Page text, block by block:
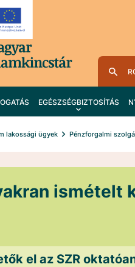
EGÉSZSÉGBIZTOSÍTÁS
lakossági ügyek Pénzforgalmi
ismételt
el az SZR